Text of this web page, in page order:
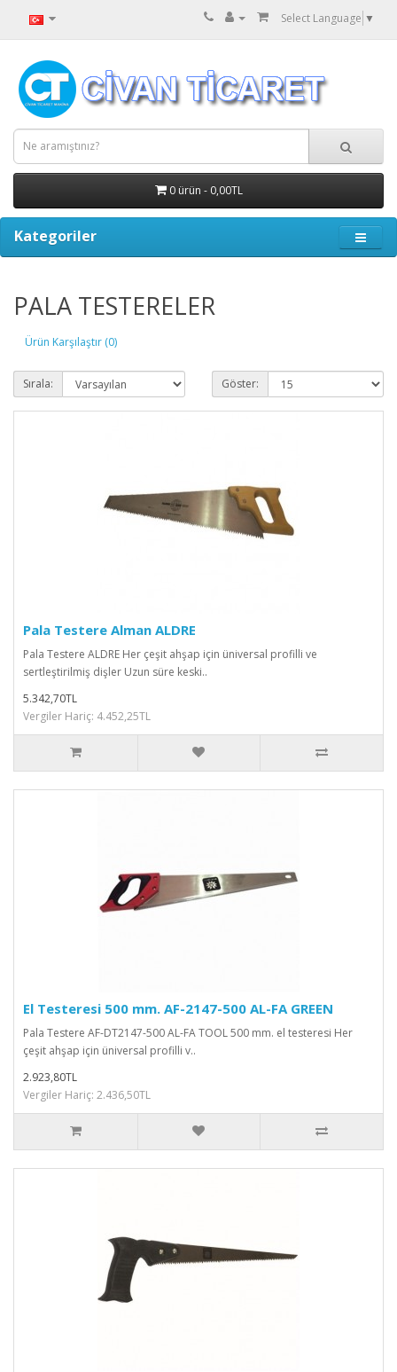
Select Language ▼
0 ürün - 0,00TL
Kategoriler
PALA TESTERELER
Ürün Karşılaştır (0)
Sırala: Göster:
Pala Testere Alman ALDRE
Pala Testere ALDRE Her çeşit ahşap için üniversal profilli ve
sertleştirilmiş dişler Uzun süre keski..
5.342,70TL
Vergiler Hariç: 4.452,25TL
El Testeresi 500 mm. AF-2147-500 AL-FA GREEN
Pala Testere AF-DT2147-500 AL-FA TOOL 500 mm. el testeresi Her
çeşit ahşap için üniversal profilli v..
2.923,80TL
Vergiler Hariç: 2.436,50TL